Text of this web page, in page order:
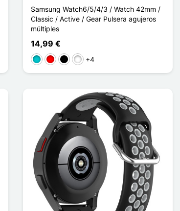
Samsung Watch6/5/4/3 / Watch 42mm /
Classic / Active / Gear Pulsera agujeros
múltiples
14,99 €
TurquesaRouge Noir
Noir GrisNoir Rouge
+4